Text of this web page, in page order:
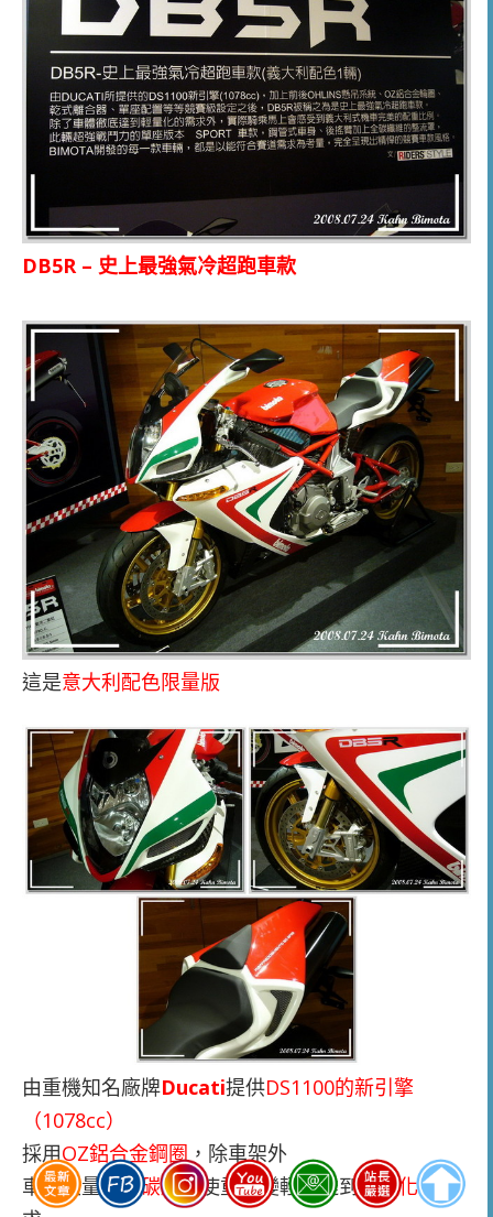
DB5R – 史上最強氣冷超跑車款
這是意大利配色限量版
由重機知名廠牌Ducati提供DS1100的新引擎
（1078cc）
採用OZ鋁合金鋼圈，除車架外
車身大量採用碳纖維使重量變輕而達到輕量化的要